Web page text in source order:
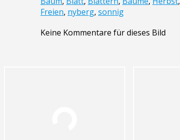
Freien, nyberg, sonnig
Keine Kommentare für dieses Bild